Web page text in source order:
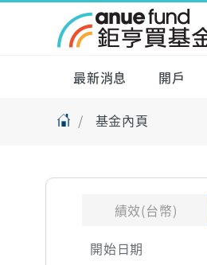
最新消息 開戶
基金內頁
績效(台幣)
開始日期